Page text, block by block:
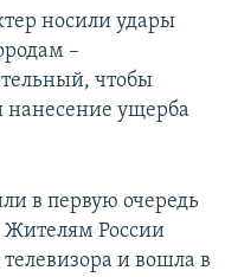
носили удары
–
чтобы
ущерба
в первую очередь
России
и вошла в